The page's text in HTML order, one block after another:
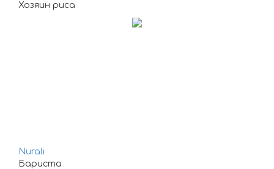
Хозяин риса
Nurali
Бариста